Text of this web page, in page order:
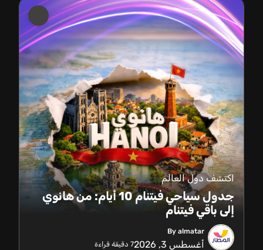
اكتشف دول العالم
جدول سياحي فيتنام 10 أيام: من هانوي
إلى باقي فيتنام
By almatar
أغسطس 3, 2026 7 دقيقة قراءة